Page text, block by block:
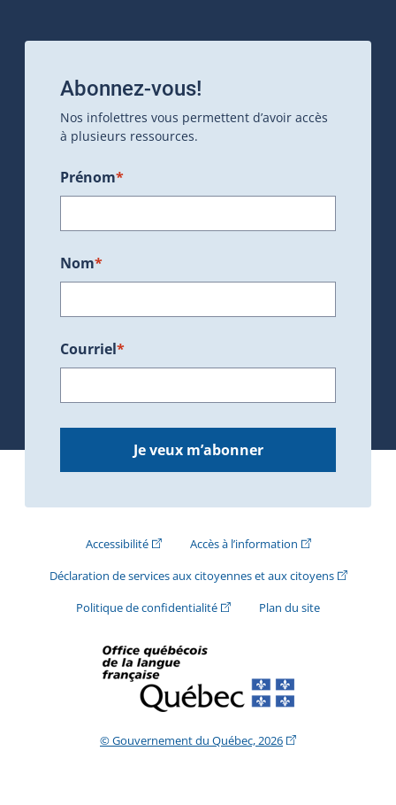
Abonnez-vous!
Nos infolettres vous permettent d’avoir accès
à plusieurs ressources.
Prénom*
Nom*
Courriel*
Je veux m’abonner
Accessibilité(Cet hyperlien externe s'ouvrira dans une
Accès à l’information(Cet hyperlien
Déclaration de services aux citoyennes et aux citoyens(Cet
Politique de confidentialité(Cet hyperlien externe s'ouvrira
Plan du site
© Gouvernement du Québec, 2026(Cet hyperlien